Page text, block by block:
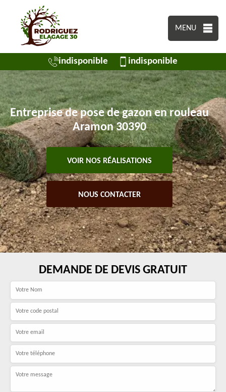
MENU
indisponible indisponible
Entreprise de pose de gazon en rouleau
Aramon 30390
VOIR NOS RÉALISATIONS
NOUS CONTACTER
DEMANDE DE DEVIS GRATUIT